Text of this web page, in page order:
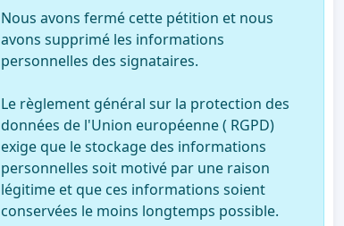
Nous avons fermé cette pétition et nous
avons supprimé les informations
personnelles des signataires.
Le règlement général sur la protection des
données de l'Union européenne ( RGPD)
exige que le stockage des informations
personnelles soit motivé par une raison
légitime et que ces informations soient
conservées le moins longtemps possible.